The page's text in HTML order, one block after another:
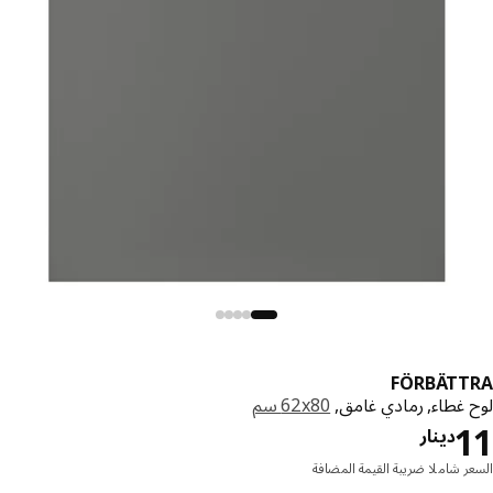
غطاء, رمادي غامق,‎62x80 سم‏
ديناردينار 11
شاملا ضريبة القيمة المضافة